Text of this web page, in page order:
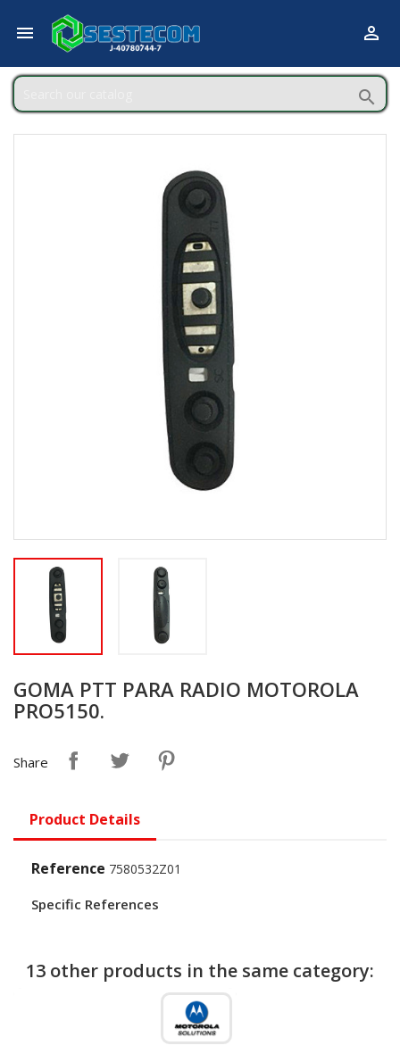
 

GOMA PTT PARA RADIO MOTOROLA
PRO5150.
Share
Product Details
Reference 7580532Z01
Specific References
13 other products in the same category: